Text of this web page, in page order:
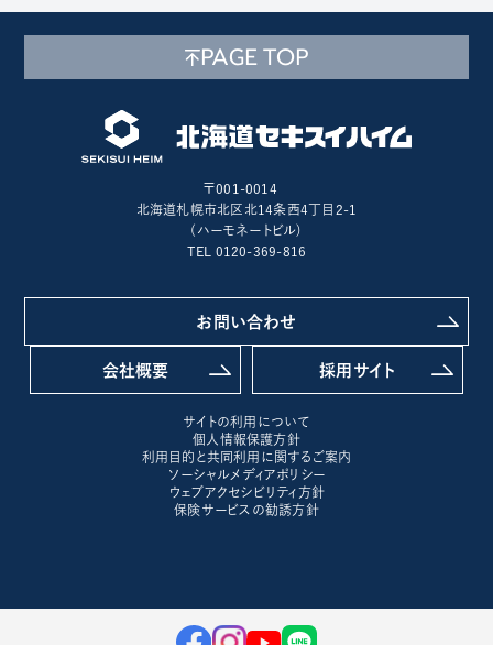
PAGE TOP
〒001-0014
北海道札幌市北区北14条西4丁目2-1
(ハーモネートビル)
TEL 0120-369-816
お問い合わせ
会社概要 採用サイト
サイトの利用について
個人情報保護方針
利用目的と共同利用に関するご案内
ソーシャルメディアポリシー
ウェブアクセシビリティ方針
保険サービスの勧誘方針